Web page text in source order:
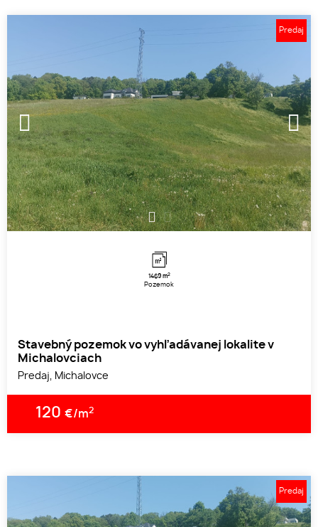
1 2
1469 m2
Pozemok
Stavebný pozemok vo vyhľadávanej lokalite v
Michalovciach
Predaj, Michalovce
120 €/m2
Predaj
Predaj